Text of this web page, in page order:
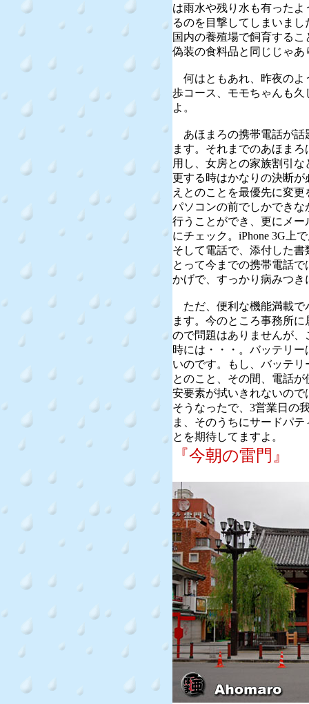
は雨水や残り水も有った
るのを目撃してしまいま
国内の養殖場で飼育する
偽装の食料品と同じじゃあ
何はともあれ、昨夜のよ
歩コース、モモちゃんも
よ。
あほまろの携帯電話が話
ます。それまでのあほま
用し、女房との家族割引な
更する時はかなりの決断
えとのことを最優先に変
パソコンの前でしかでき
行うことができ、更にメ
にチェック。iPhone 3G上
そして電話で、添付した
とって今までの携帯電話
かげで、すっかり病みつ
ただ、便利な機能満載で
ます。今のところ事務所
ので問題はありませんが
時には・・・。バッテリ
いのです。もし、バッテ
とのこと、その間、電話
安要素が拭いきれないの
そうなったで、3営業日の
ま、そのうちにサードパ
とを期待してますよ。
『今朝の雷門』